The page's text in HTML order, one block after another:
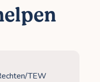
TEW